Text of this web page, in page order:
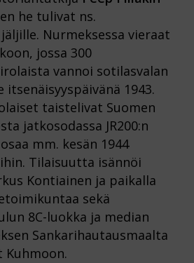
he tulivat ns.
Nurmeksessa vieraat
jossa 300
vannoi sotilasvalan
itsenäisyyspäivänä 1943.
taistelivat Suomen
jatkosodassa JR200:n
mm. kesän 1944
Tilaisuutta isännöi
Kontiainen ja paikalla
sekä
8C-luokka ja median
Sankarihautausmaalta